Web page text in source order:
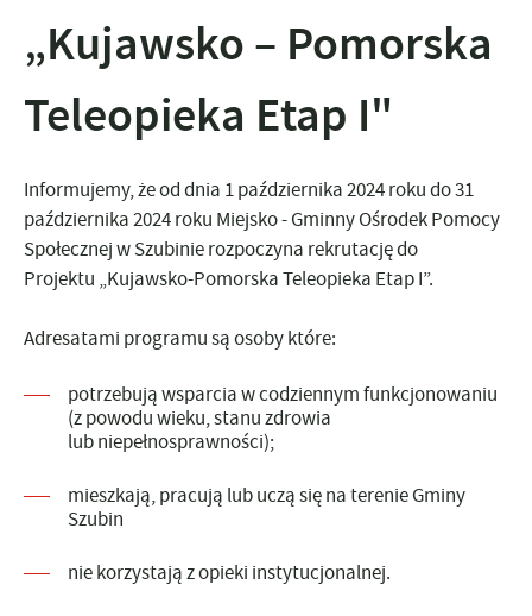
„Kujawsko – Pomorska
Teleopieka Etap I"
Informujemy, że od dnia 1 października 2024 roku do 31
października 2024 roku Miejsko - Gminny Ośrodek Pomocy
Społecznej w Szubinie rozpoczyna rekrutację do
Projektu „Kujawsko-Pomorska Teleopieka Etap I”.
Adresatami programu są osoby które:
potrzebują wsparcia w codziennym funkcjonowaniu
(z powodu wieku, stanu zdrowia
lub niepełnosprawności);
mieszkają, pracują lub uczą się na terenie Gminy
Szubin
nie korzystają z opieki instytucjonalnej.